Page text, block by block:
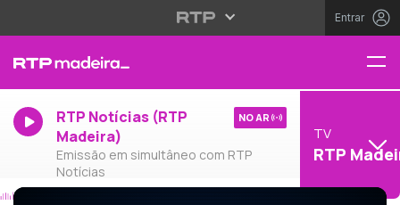
Entrar
RTP Notícias (RTP
Madeira)
Emissão em simultâneo com RTP
Notícias
NO AR
TV
RTP